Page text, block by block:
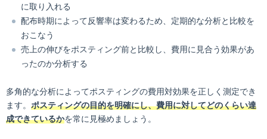
に取り入れる
配布時期によって反響率は変わるため、定期的な分析と比較を
おこなう
売上の伸びをポスティング前と比較し、費用に見合う効果があ
ったのか分析する
多角的な分析によってポスティングの費用対効果を正しく測定でき
ます。 ポスティングの目的を明確にし、費用に対してどのくらい達
成できているかを常に見極めましょう。